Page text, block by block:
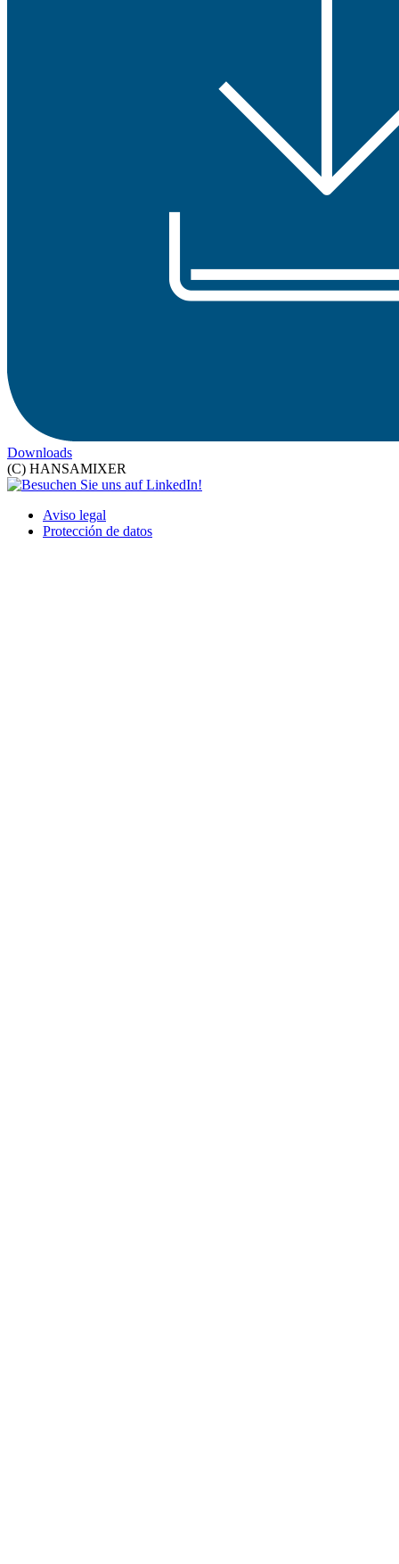
Downloads
(C) HANSAMIXER
Aviso legal
Protección de datos